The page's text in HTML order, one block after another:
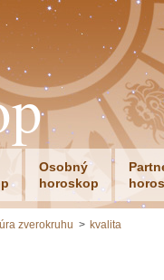
Osobný
horoskop
zverokruhu kvalita